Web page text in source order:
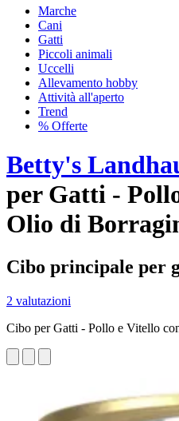
Marche
Cani
Gatti
Piccoli animali
Uccelli
Allevamento hobby
Attività all'aperto
Trend
% Offerte
Betty's
per Gatti -
Olio di
Cibo principale per
2 valutazioni
Cibo per Gatti - Pollo e Vitello